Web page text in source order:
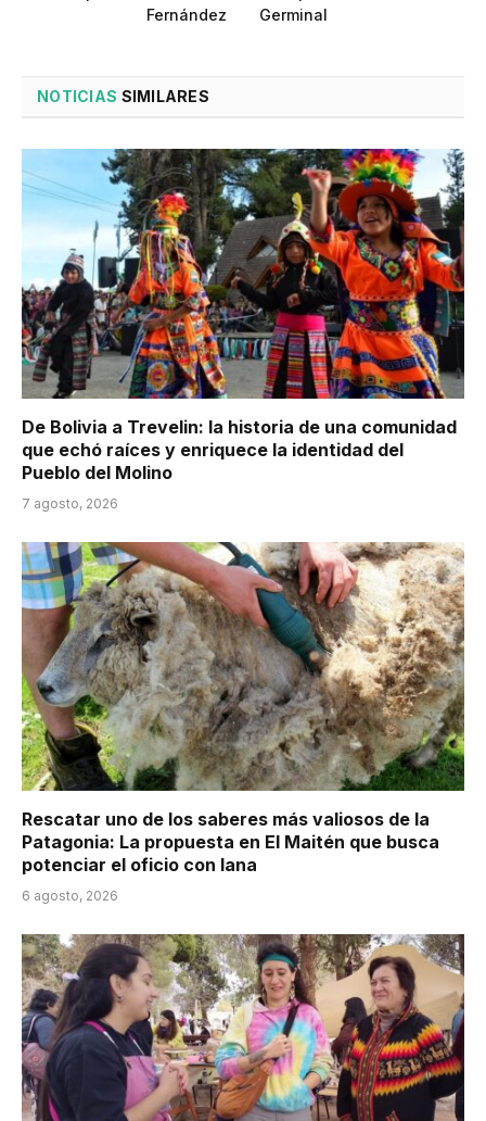
Fernández
Germinal
NOTICIAS SIMILARES
De Bolivia a Trevelin: la historia de una comunidad
que echó raíces y enriquece la identidad del
Pueblo del Molino
7 agosto, 2026
Rescatar uno de los saberes más valiosos de la
Patagonia: La propuesta en El Maitén que busca
potenciar el oficio con lana
6 agosto, 2026